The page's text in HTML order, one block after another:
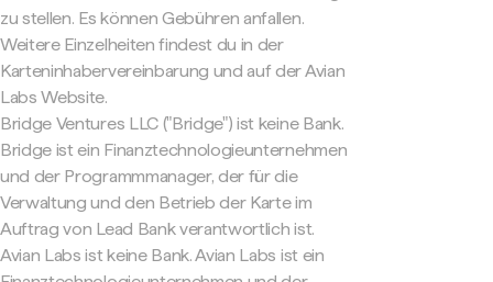
zu stellen. Es können Gebühren anfallen.
Weitere Einzelheiten findest du in der
Karteninhabervereinbarung und auf der Avian
Labs Website.
Bridge Ventures LLC ("Bridge") ist keine Bank.
Bridge ist ein Finanztechnologieunternehmen
und der Programmmanager, der für die
Verwaltung und den Betrieb der Karte im
Auftrag von Lead Bank verantwortlich ist.
Avian Labs ist keine Bank. Avian Labs ist ein